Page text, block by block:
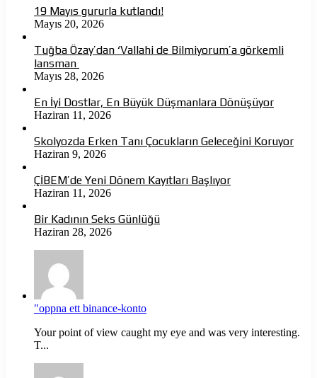
19 Mayıs gururla kutlandı!
Mayıs 20, 2026
Tuğba Özay’dan ‘Vallahi de Bilmiyorum’a görkemli
lansman
Mayıs 28, 2026
En İyi Dostlar, En Büyük Düşmanlara Dönüşüyor
Haziran 11, 2026
Skolyozda Erken Tanı Çocukların Geleceğini Koruyor
Haziran 9, 2026
ÇİBEM’de Yeni Dönem Kayıtları Başlıyor
Haziran 11, 2026
Bir Kadının Seks Günlüğü
Haziran 28, 2026
"oppna ett binance-konto
Your point of view caught my eye and was very interesting.
T...